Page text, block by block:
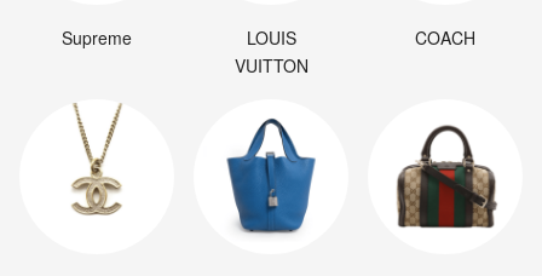
Supreme
LOUIS
VUITTON
COACH